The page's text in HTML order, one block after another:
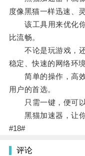
度像黑猫一样迅速、灵
该工具用来优化你
比流畅。
不论是玩游戏，还
稳定、快速的网络环境
简单的操作，高效
用户的首选。
只需一键，便可以
黑猫加速器，让你
#18#
评论